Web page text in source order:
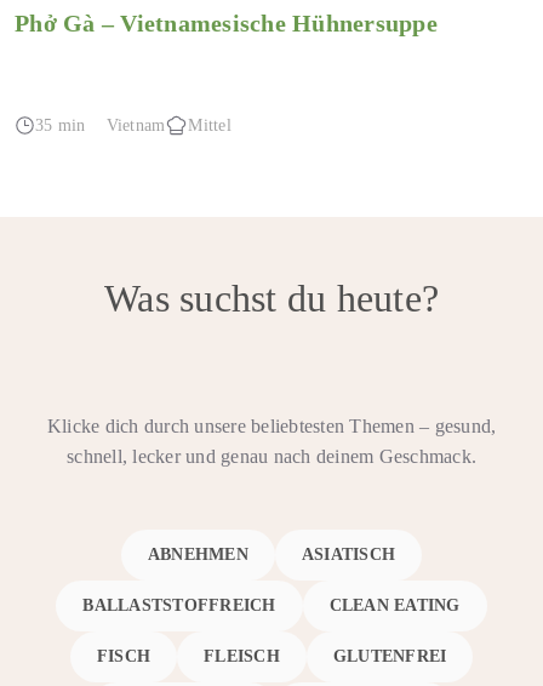
Phở Gà – Vietnamesische Hühnersuppe
35 min Vietnam Mittel
Was suchst du heute?
Klicke dich durch unsere beliebtesten Themen – gesund,
schnell, lecker und genau nach deinem Geschmack.
ABNEHMEN ASIATISCH
BALLASTSTOFFREICH CLEAN EATING
FISCH FLEISCH GLUTENFREI